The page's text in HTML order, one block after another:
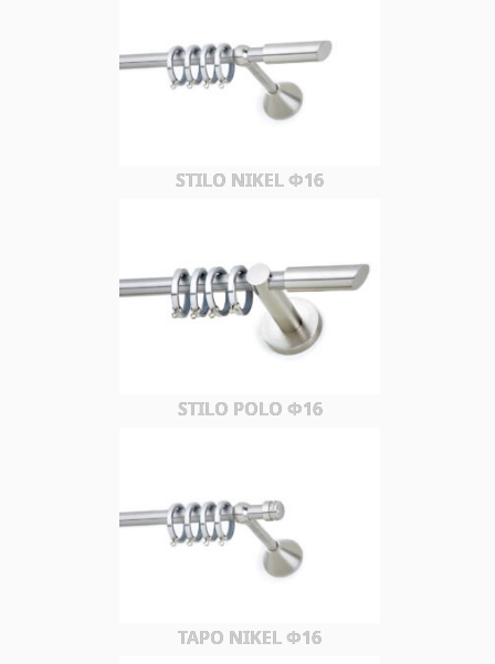
STILO NIKEL Φ16
STILO POLO Φ16
TAPO NIKEL Φ16